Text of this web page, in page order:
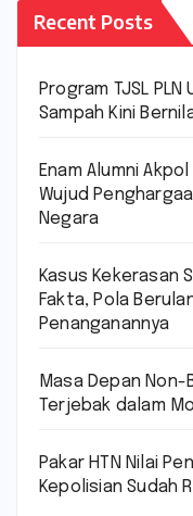
Recent Posts
Program TJSL
Sampah Kini
Enam Alumni
Wujud
Negara
Kasus Kekerasan
Fakta, Pola
Penanganannya
Masa Depan
Terjebak dalam
Pakar HTN Nilai
Kepolisian Sudah